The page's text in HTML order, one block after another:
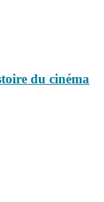
du cinéma